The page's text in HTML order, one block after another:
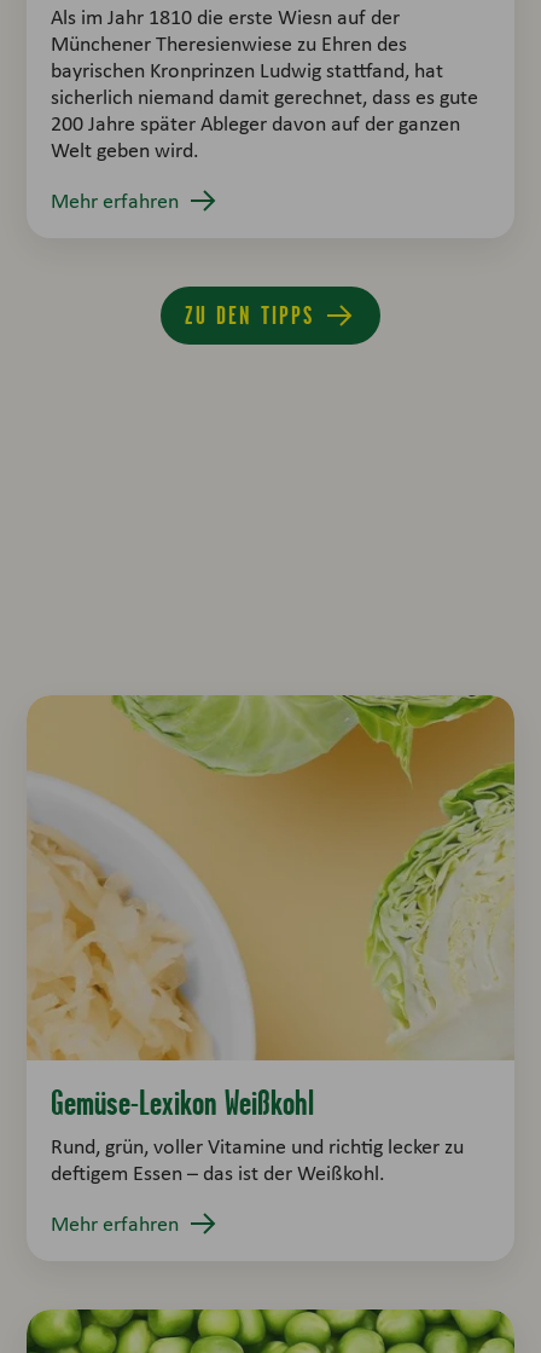
Als im Jahr 1810 die erste Wiesn auf der
Münchener Theresienwiese zu Ehren des
bayrischen Kronprinzen Ludwig stattfand, hat
sicherlich niemand damit gerechnet, dass es gute
200 Jahre später Ableger davon auf der ganzen
Welt geben wird.
Mehr erfahren
ZU DEN TIPPS
Gemüse-Lexikon Weißkohl
Rund, grün, voller Vitamine und richtig lecker zu
deftigem Essen – das ist der Weißkohl.
Mehr erfahren